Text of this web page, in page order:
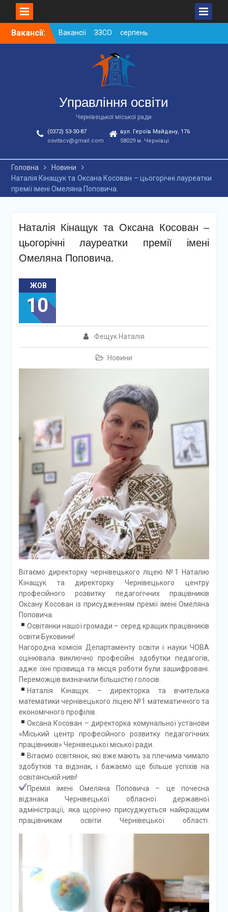
SkipВакансії:
Вакансії ЗЗСО серпень
2026
Вакансії ЗЗСО червень
Вакансії у ЗДО та
дошкільних підрозділах
ЗЗСО станом на
01.08.2026 р.
Управління освіти
Чернівецької міської ради
(0372) 53-30-87
osvitacv@gmail.com
вул. Героїв Майдану, 176
58029 м. Чернівці
Головна
Новини
Наталія Кінащук та Оксана Косован – цьогорічні лауреатки
премії імені Омеляна Поповича.
Наталія Кінащук та Оксана Косован –
цьогорічні лауреатки премії імені
Омеляна Поповича.
ЖОВ
10
Фещук Наталія
Новини
Вітаємо директорку чернівецького ліцею №1 Наталію
Кінащук та директорку Чернівецького центру
професійного розвитку педагогічних працівників
Оксану Косован із присудженням премії імені Омеляна
Поповича.
Освітянки нашої громади – серед кращих працівників
освіти Буковини!
Нагородна комісія Департаменту освіти і науки ЧОВА
оцінювала виключно професійні здобутки педагогів,
адже їхні прізвища та місця роботи були зашифровані.
Переможців визначили більшістю голосів.
Наталія Кінащук – директорка та вчителька
математики чернівецького ліцею №1 математичного та
економічного профілів.
Оксана Косован – директорка комунальної установи
«Міський центр професійного розвитку педагогічних
працівників» Чернівецької міської ради.
Вітаємо освітянок, які вже мають за плечима чимало
здобутків та відзнак, і бажаємо ще більше успіхів на
освітянській ниві!
Премія імені Омеляна Поповича – це почесна
відзнака Чернівецької обласної державної
адміністрації, яка щорічно присуджується найкращим
працівникам освіти Чернівецької області.